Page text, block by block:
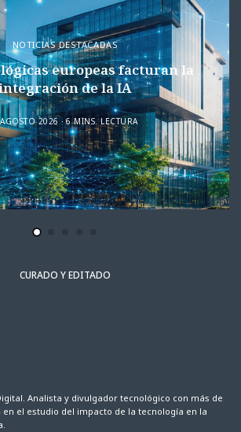
NOTICIAS DESTACADAS
europeas facturan la
de la IA
2026 6 MINS. LECTURA
CURADO Y EDITADO
Analista y divulgador tecnológico con más de
en el estudio del impacto de la tecnología en la